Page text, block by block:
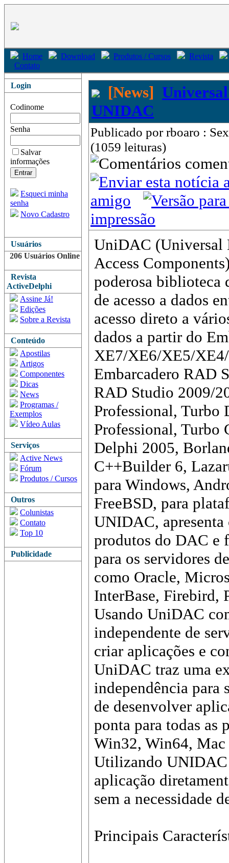
Home Download Produtos / Cursos
Revista
Contato
Login
Codinome
Senha
Salvar
informações
Esqueci minha
senha
Novo Cadastro
Usuários
206 Usuários Online
Revista
ActiveDelphi
Assine Já!
Edições
Sobre a Revista
Conteúdo
Apostilas
Artigos
Componentes
Dicas
News
Programas /
Exemplos
Vídeo Aulas
Serviços
Active News
Fórum
Produtos / Cursos
Outros
Colunistas
Contato
Top 10
Publicidade
[News]
UNIDAC
Publicado por rboaro :
(1059 leituras)
amigo
impressão
UniDAC (Universal
Access
poderosa biblioteca
de acesso a dados
acesso direto a
dados a partir do
XE7/XE6/XE5/
Embarcadero RAD
RAD Studio 2009/
Professional, Turbo
Professional, Turbo
Delphi 2005,
C++Builder 6,
para Windows,
FreeBSD, para
UNIDAC,
produtos do DAC e
para os servidores
como Oracle,
InterBase, Firebird,
Usando UniDAC
independente de
criar aplicações e
UniDAC traz uma
independência para
de desenvolver
ponta para todas as
Win32, Win64, Mac
Utilizando UNIDAC
aplicação
sem a necessidade
Principais